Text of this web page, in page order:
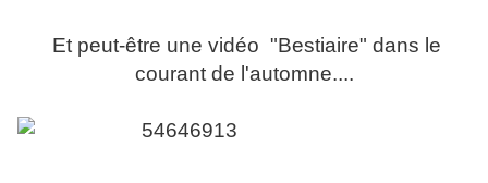
Et peut-être une vidéo "Bestiaire" dans le
courant de l'automne....